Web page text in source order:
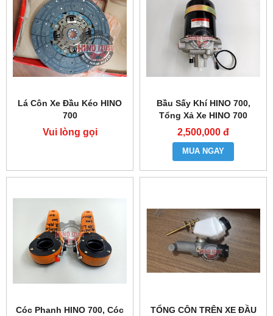
Lá Côn Xe Đầu Kéo HINO
700
Vui lòng gọi
Bầu Sấy Khí HINO 700,
Tổng Xả Xe HINO 700
2,500,000 đ
MUA NGAY
Cóc Phanh HINO 700, Cóc
TỔNG CÔN TRÊN XE ĐẦU